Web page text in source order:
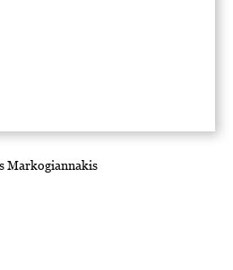
Markogiannakis